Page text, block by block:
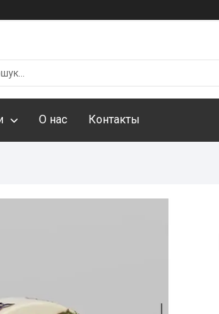
О нас Контакты